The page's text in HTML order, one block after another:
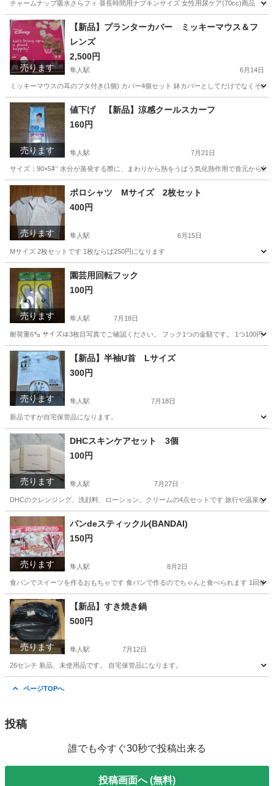
チャームナップ吸水さらフィ 昼長時間用ナプキンサイズ 女性用尿ケア(70cc)商品 大
鹿児島 霧島市 隼人駅 その他 ナプキン
売ります
【新品】プランターカバー ミッキーマウス＆フ
レンズ
2,500円
隼人駅 6月14日
ミッキーマウスの耳のフタ付き(1個) カバー4個セット 鉢カバーとしてだけでなくそ
鹿児島 霧島市 隼人駅 家庭用品 ミッキーマウス
売ります
値下げ 【新品】涼感クールスカーフ
160円
隼人駅 7月21日
サイズ：90×5㌢ 水分が蒸発する際に、まわりから熱をうばう気化熱作用で首元から
鹿児島 霧島市 その他 新品
売ります
ポロシャツ Мサイズ 2枚セット
400円
隼人駅 6月15日
Mサイズ 2枚セットです 1枚ならば250円になります
鹿児島 霧島市 隼人駅 ポロシャツ
売ります
園芸用回転フック
100円
隼人駅 7月18日
耐荷重6㌔ サイズは3枚目写真でご確認ください。 フック1つの金額です。 1つ100円、
鹿児島 霧島市 隼人駅 家庭用品
売ります
【新品】半袖U首 Lサイズ
300円
隼人駅 7月18日
新品ですが自宅保管品になります。
鹿児島 霧島市 隼人駅 Tシャツ
売ります
DHCスキンケアセット 3個
100円
隼人駅 7月27日
DHCのクレンジング、洗顔料、ローション、クリームの4点セットです 旅行や温泉な
鹿児島 霧島市 スキンケア
売ります
パンdeスティックル(BANDAI)
150円
隼人駅 8月2日
食パンでスイーツを作るおもちゃです 食パンで作るのでちゃんと食べられます 1回使
鹿児島 霧島市 隼人駅 その他
売ります
【新品】すき焼き鍋
500円
隼人駅 7月12日
26センチ 新品、未使用品です。 自宅保管品になります。
ページTOPへ
投稿
誰でも今すぐ30秒で投稿出来る
投稿画面へ (無料)